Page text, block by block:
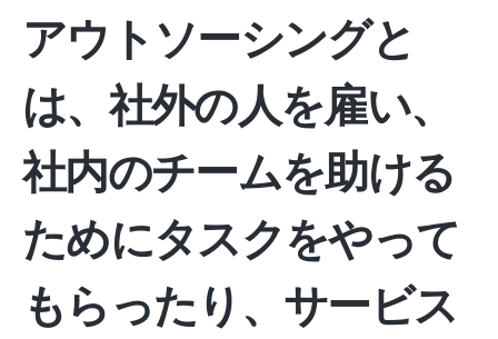
アウトソーシングと
は、社外の人を雇い、
社内のチームを助ける
ためにタスクをやって
もらったり、サービス